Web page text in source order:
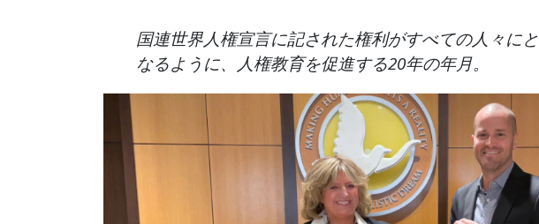
国連世界人権宣言に記された権利がすべての人々に
なるように、人権教育を促進する20年の年月。